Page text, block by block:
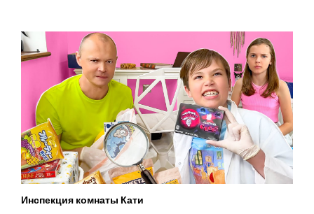
Инспекция комнаты Кати